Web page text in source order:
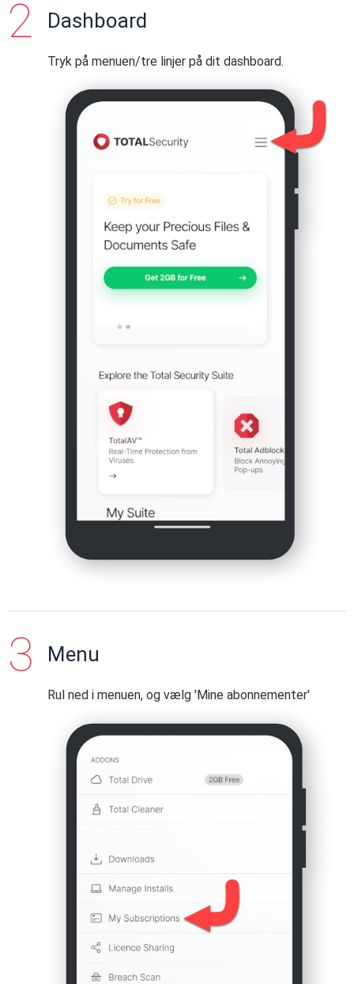
Dashboard
Tryk på menuen/tre linjer på dit dashboard.
Menu
Rul ned i menuen, og vælg 'Mine abonnementer'